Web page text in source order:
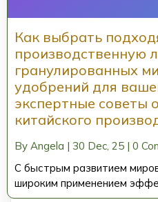
Как выбрать
производственную
гранулированных
удобрений для
экспертные советы
китайского
By Angela | 30 Dec, 25 | 0
С быстрым развитием
широким применением